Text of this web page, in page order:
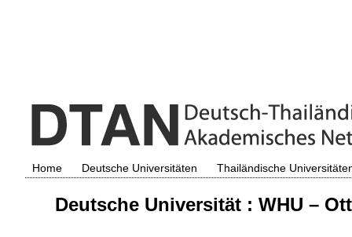
Home Deutsche Universitäten Thailändische
Deutsche Universität : WHU –